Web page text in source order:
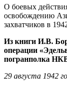
О боевых
освобождению
захватчиков в
Из книги И.В.
операции
погранполка
29 августа 1942